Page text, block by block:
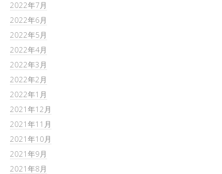
2022年7月
2022年6月
2022年5月
2022年4月
2022年3月
2022年2月
2022年1月
2021年12月
2021年11月
2021年10月
2021年9月
2021年8月